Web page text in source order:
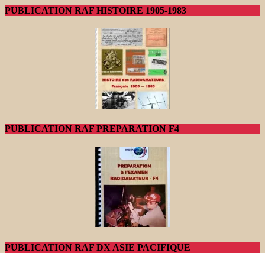
PUBLICATION RAF HISTOIRE 1905-1983
PUBLICATION RAF PREPARATION F4
PUBLICATION RAF DX ASIE PACIFIQUE